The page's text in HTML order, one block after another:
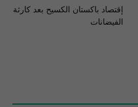
إقتصاد باكستان الكسيح بعد كارثة
الفيضانات